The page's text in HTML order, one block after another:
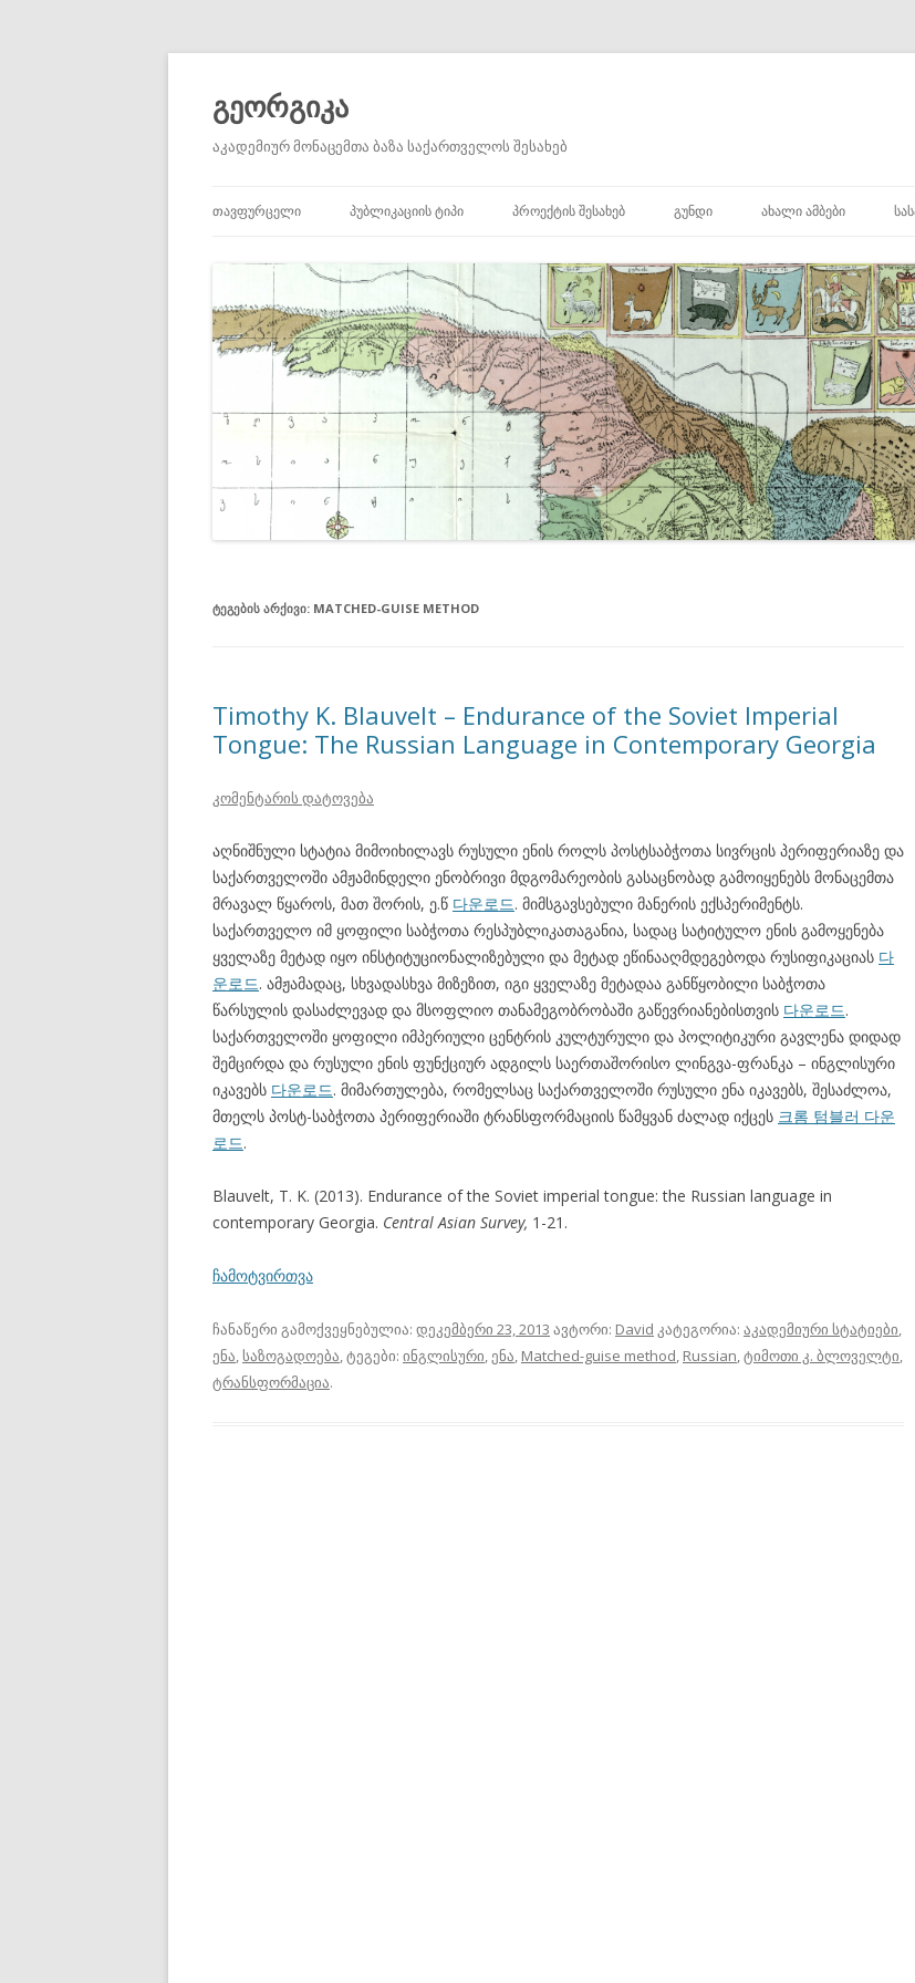
გეორგიკა
აკადემიურ მონაცემთა ბაზა საქართველოს შესახებ
გადასვლა
ᲗᲐᲕᲤᲣᲠᲪᲔᲚᲘ ᲞᲣᲑᲚᲘᲙᲐᲪᲘᲘᲡ ᲢᲘᲞᲘ
ᲐᲣᲪᲘᲚᲔᲑᲚᲐᲓ ᲬᲐᲡᲐᲙᲘᲗᲮᲘ
ᲞᲘᲠᲕᲔᲚᲐᲓᲘ ᲬᲧᲐᲠᲝᲔᲑᲘ
ᲛᲝᲮᲡᲔᲜᲔᲑᲔᲑᲘ
ᲬᲘᲒᲜᲔᲑᲘ ᲓᲐ ᲠᲔᲪᲔᲜᲖᲘᲔᲑᲘ
ᲞᲠᲝᲔᲥᲢᲘᲡ ᲨᲔᲡᲐᲮᲔᲑ ᲒᲣᲜᲓᲘ ᲐᲮᲐᲚᲘ ᲐᲛᲑᲔᲑᲘ
ᲢᲔᲒᲔᲑᲘᲡ ᲐᲠᲥᲘᲕᲘ: MATCHED-GUISE METHOD
Timothy K. Blauvelt – Endurance of the Soviet Imperial
Tongue: The Russian Language in Contemporary Georgia
კომენტარის დატოვება
აღნიშნული სტატია მიმოიხილავს რუსული ენის როლს პოსტსაბჭოთა სივრცის პერიფერიაზე და
საქართველოში ამჟამინდელი ენობრივი მდგომარეობის გასაცნობად გამოიყენებს მონაცემთა
მრავალ წყაროს, მათ შორის, ე.წ 다운로드. მიმსგავსებული მანერის ექსპერიმენტს.
საქართველო იმ ყოფილი საბჭოთა რესპუბლიკათაგანია, სადაც სატიტულო ენის გამოყენება
ყველაზე მეტად იყო ინსტიტუციონალიზებული და მეტად ეწინააღმდეგებოდა რუსიფიკაციას 다
운로드. ამჟამადაც, სხვადასხვა მიზეზით, იგი ყველაზე მეტადაა განწყობილი საბჭოთა
წარსულის დასაძლევად და მსოფლიო თანამეგობრობაში გაწევრიანებისთვის 다운로드.
საქართველოში ყოფილი იმპერიული ცენტრის კულტურული და პოლიტიკური გავლენა დიდად
შემცირდა და რუსული ენის ფუნქციურ ადგილს საერთაშორისო ლინგვა-ფრანკა – ინგლისური
იკავებს 다운로드. მიმართულება, რომელსაც საქართველოში რუსული ენა იკავებს, შესაძლოა,
მთელს პოსტ-საბჭოთა პერიფერიაში ტრანსფორმაციის წამყვან ძალად იქცეს 크롬 텀블러 다운
로드.
Blauvelt, T. K. (2013). Endurance of the Soviet imperial tongue: the Russian language in
contemporary Georgia. Central Asian Survey, 1-21.
ჩამოტვირთვა
ჩანაწერი გამოქვეყნებულია: დეკემბერი 23, 2013 ავტორი: David კატეგორია: აკადემიური სტატიები,
ენა,საზოგადოება, ტეგები: ინგლისური,ენა, Matched-guise method, Russian,ტიმოთი კ. ბლოველტი,
ტრანსფორმაცია.